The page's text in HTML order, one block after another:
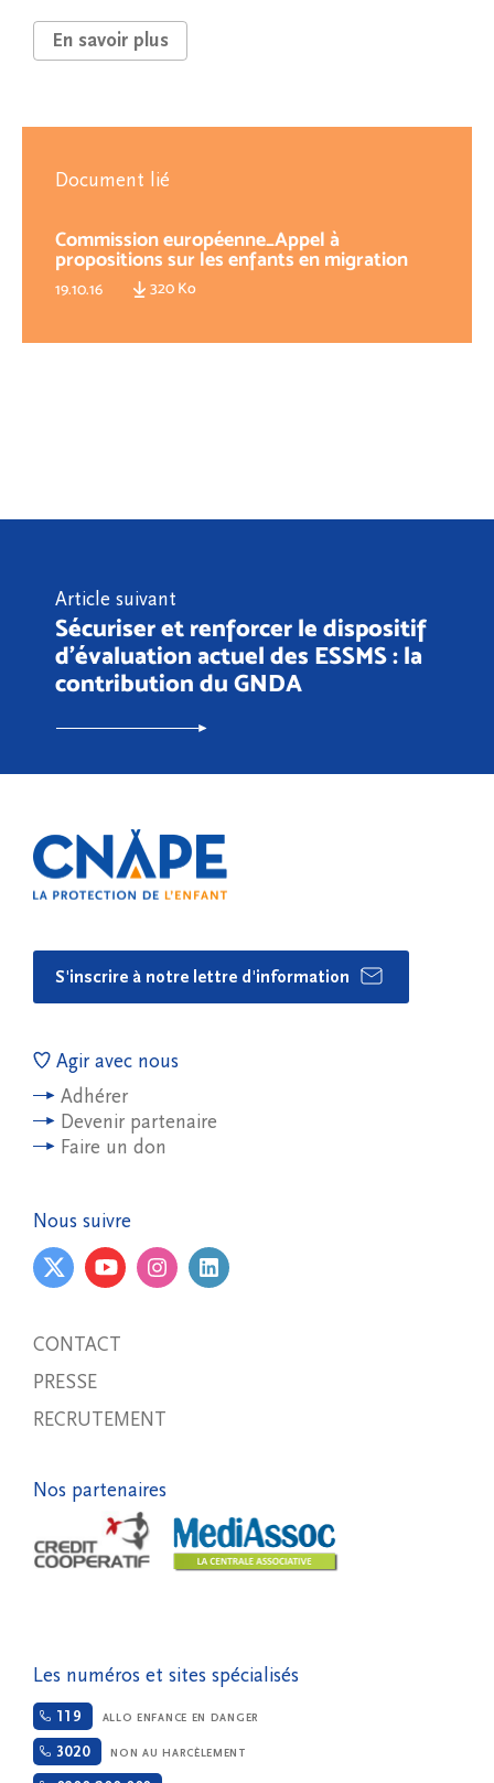
En savoir plus
Document lié
Commission européenne_Appel à
propositions sur les enfants en migration
19.10.16 320 Ko
Article suivant
Sécuriser et renforcer le dispositif
d'évaluation actuel des ESSMS : la
contribution du GNDA
S'inscrire à notre lettre d'information
Agir avec nous
Adhérer
Devenir partenaire
Faire un don
Nous suivre
CONTACT
PRESSE
RECRUTEMENT
Nos partenaires
Les numéros et sites spécialisés
119 ALLO ENFANCE EN DANGER
3020 NON AU HARCÈLEMENT